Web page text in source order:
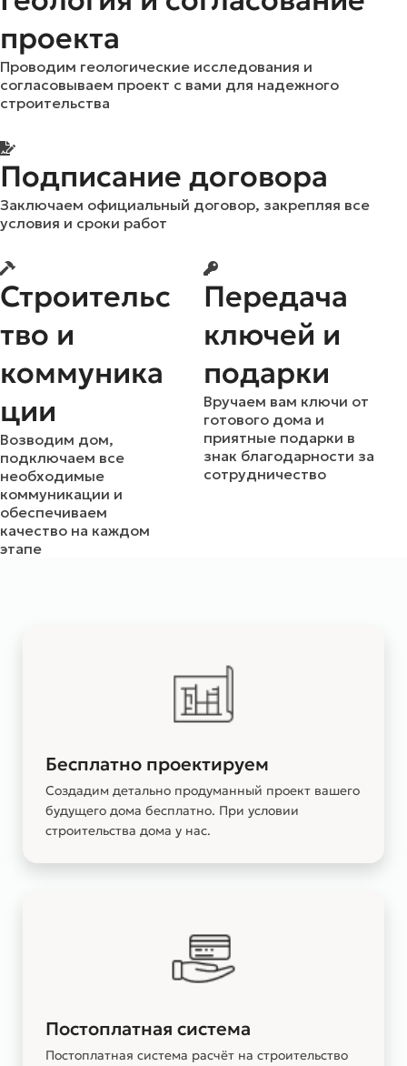
проекта
Проводим геологические исследования и
согласовываем проект с вами для надежного
строительства
Подписание договора
Заключаем официальный договор, закрепляя все
условия и сроки работ
Строительс
тво и
коммуника
ции
Возводим дом,
подключаем все
необходимые
коммуникации и
обеспечиваем
качество на каждом
этапе
Передача
ключей и
подарки
Вручаем вам ключи от
готового дома и
приятные подарки в
знак благодарности за
сотрудничество
Бесплатно проектируем
Создадим детально продуманный проект вашего
будущего дома бесплатно. При условии
строительства дома у нас.
Постоплатная система
Постоплатная система расчёт на строительство